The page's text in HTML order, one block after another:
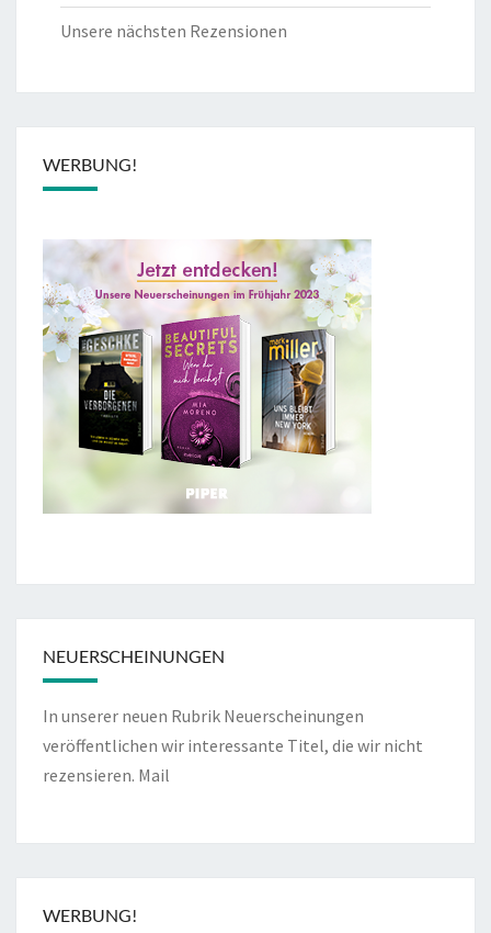
Unsere nächsten Rezensionen
WERBUNG!
NEUERSCHEINUNGEN
In unserer neuen Rubrik Neuerscheinungen
veröffentlichen wir interessante Titel, die wir nicht
rezensieren. Mail
WERBUNG!